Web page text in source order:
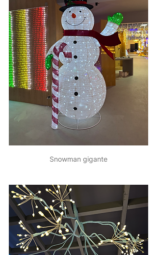
Snowman gigante